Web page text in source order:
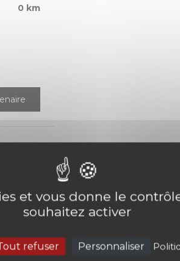
0 km
et vous donne le
souhaitez activer
refuser Personnaliser